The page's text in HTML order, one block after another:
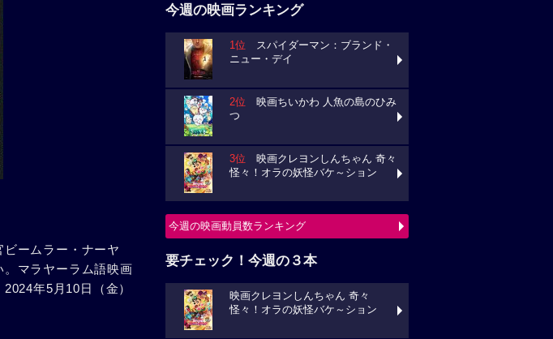
ームラー・ナーヤ
マラヤーラム語映画
年5月10日（金）
今週の映画ランキング
1位 スパイダーマン：ブランド・
ニュー・デイ
2位 映画ちいかわ 人魚の島のひみ
つ
3位 映画クレヨンしんちゃん 奇々
怪々！オラの妖怪バケ～ション
今週の映画動員数ランキング
要チェック！今週の３本
映画クレヨンしんちゃん 奇々
怪々！オラの妖怪バケ～ション